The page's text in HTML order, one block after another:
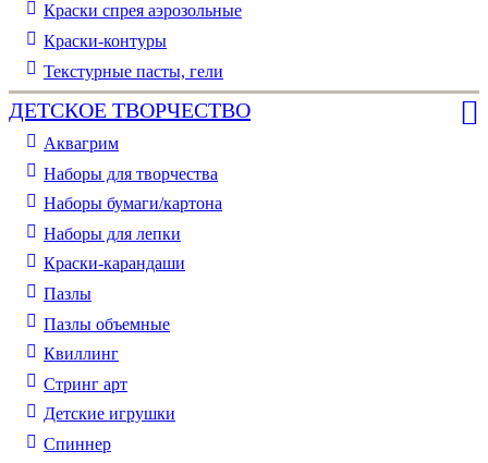
Краски спрея аэрозольные
Краски-контуры
Текстурные пасты, гели
ДЕТСКОЕ ТВОРЧЕСТВО
Аквагрим
Наборы для творчества
Наборы бумаги/картона
Наборы для лепки
Краски-карандаши
Пазлы
Пазлы объемные
Квиллинг
Стринг арт
Детские игрушки
Спиннер